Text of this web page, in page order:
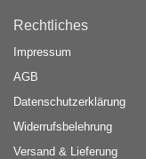
Rechtliches
Impressum
AGB
Datenschutzerklärung
Widerrufsbelehrung
Versand & Lieferung